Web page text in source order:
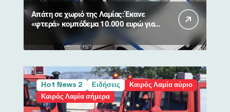
Απάτη σε χωριό της Λαμίας: Έκανε
«φτερά» κομπόδεμα 10.000 ευρώ για
Hot News 2 Ειδήσεις
Καιρός Λαμία αύριο
Καιρός Λαμία σήμερα